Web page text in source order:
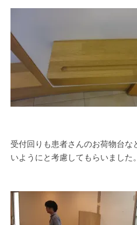
受付回りも患者さんのお荷物台な
いようにと考慮してもらいました。